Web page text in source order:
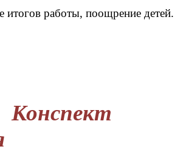
работы, поощрение детей.